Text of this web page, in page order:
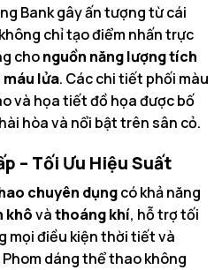
Bank gây ấn tượng từ cái
chỉ tạo điểm nhấn trực
chonguồn năng lượng tích
lửa. Các chi tiết phối màu
và họa tiết đồ họa được bố
hòa và nổi bật trên sân cỏ.
– Tối Ưu Hiệu Suất
chuyên dụngcó khả năng
khôvàthoáng khí, hỗ trợ tối
mọi điều kiện thời tiết và
dáng thể thao không